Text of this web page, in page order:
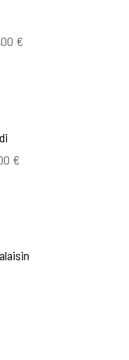
€Hintaluokka:
€Hintaluokka: